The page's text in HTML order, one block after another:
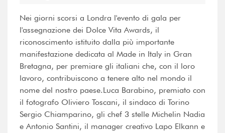
Nei giorni scorsi a Londra l'evento di gala per
l'assegnazione dei Dolce Vita Awards, il
riconoscimento istituito dalla più importante
manifestazione dedicata al Made in Italy in Gran
Bretagna, per premiare gli italiani che, con il loro
lavoro, contribuiscono a tenere alto nel mondo il
nome del nostro paese.Luca Barabino, premiato con
il fotografo Oliviero Toscani, il sindaco di Torino
Sergio Chiamparino, gli chef 3 stelle Michelin Nadia
e Antonio Santini, il manager creativo Lapo Elkann e